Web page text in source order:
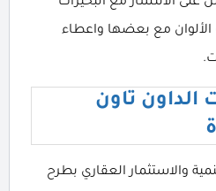
الألوان مع بعضها واعطاء
تاون
والاستثمار العقاري بطرح